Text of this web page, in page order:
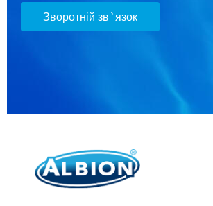
Зворотній зв`язок